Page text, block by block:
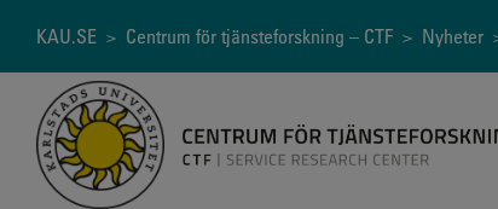
Länkstig
KAU.SE > Centrum för tjänsteforskning – CTF > Nyheter